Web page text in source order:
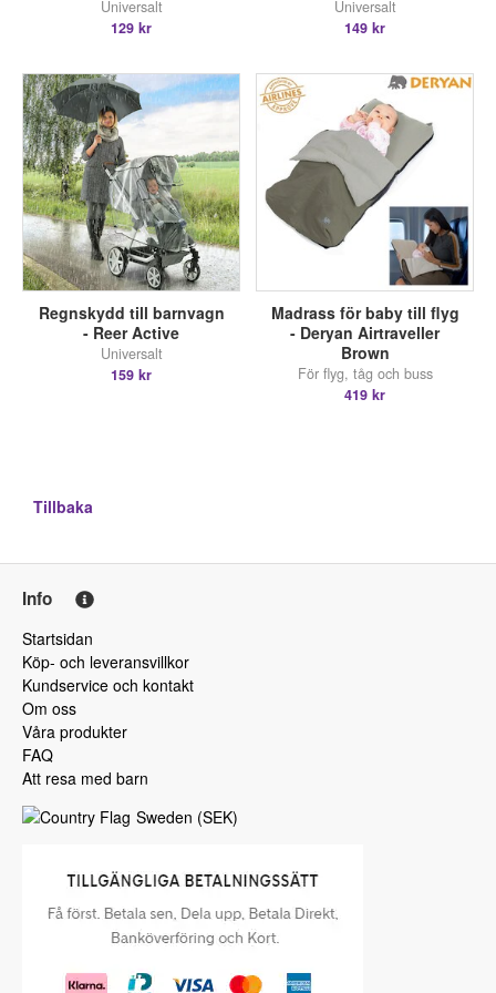
Universalt
129 kr
Universalt
149 kr
Regnskydd till barnvagn
- Reer Active
Universalt
159 kr
Madrass för baby till flyg
- Deryan Airtraveller
Brown
För flyg, tåg och buss
419 kr
Tillbaka
Info
Startsidan
Köp- och leveransvillkor
Kundservice och kontakt
Om oss
Våra produkter
FAQ
Att resa med barn
Sweden (SEK)